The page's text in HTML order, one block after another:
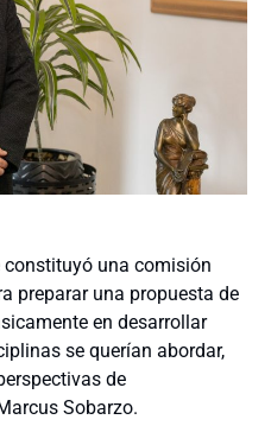
constituyó una comisión
preparar una propuesta de
en desarrollar
se querían abordar,
de
Sobarzo.